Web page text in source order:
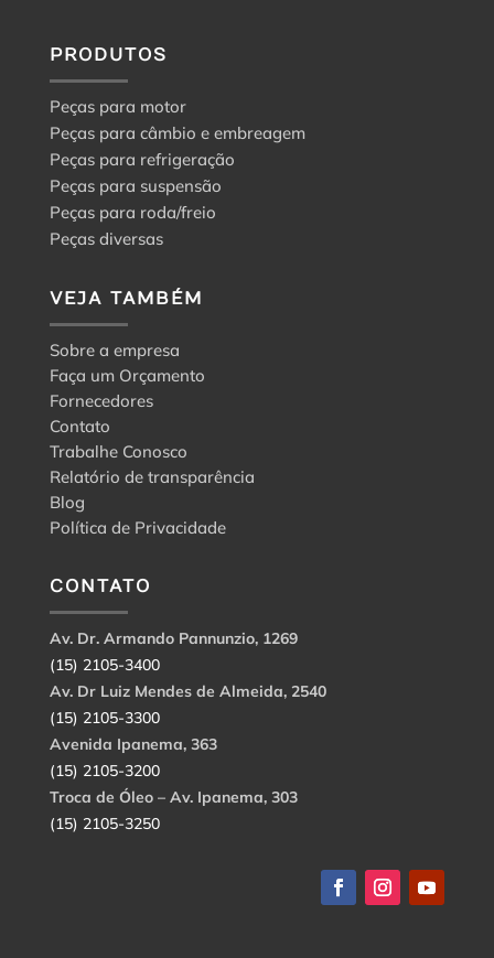
PRODUTOS
Peças para motor
Peças para câmbio e embreagem
Peças para refrigeração
Peças para suspensão
Peças para roda/freio
Peças diversas
VEJA TAMBÉM
Sobre a empresa
Faça um Orçamento
Fornecedores
Contato
Trabalhe Conosco
Relatório de transparência
Blog
Política de Privacidade
CONTATO
Av. Dr. Armando Pannunzio, 1269
(15) 2105-3400
Av. Dr Luiz Mendes de Almeida, 2540
(15) 2105-3300
Avenida Ipanema, 363
(15) 2105-3200
Troca de Óleo – Av. Ipanema, 303
(15) 2105-3250